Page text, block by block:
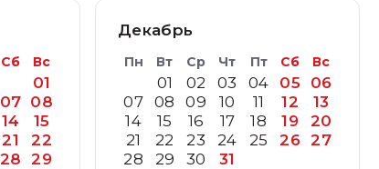
Сб Вс
01
07 08
14
15
21
22
28
29
Декабрь
Пн Вт Ср Чт Пт Сб Вс
01 02 03 04 05
06
07
08 09 10 11 12
13
14
15 16 17 18 19
20
21
22 23 24 25 26
27
28
29 30 31